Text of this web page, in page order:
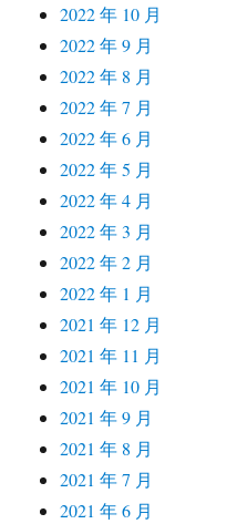
2022 年 10 月
2022 年 9 月
2022 年 8 月
2022 年 7 月
2022 年 6 月
2022 年 5 月
2022 年 4 月
2022 年 3 月
2022 年 2 月
2022 年 1 月
2021 年 12 月
2021 年 11 月
2021 年 10 月
2021 年 9 月
2021 年 8 月
2021 年 7 月
2021 年 6 月